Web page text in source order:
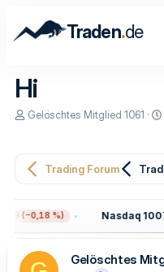
Traden.de
Hi
E
e
r
Gelöschtes Mitglied 1061
Trading Forum
(−0,18 %) Nasdaq 100
Gelöschtes